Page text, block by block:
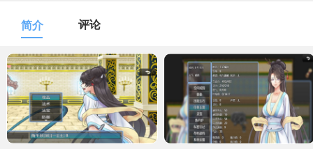
1百+款手游
体育竞速
1百+款手游
冒险解谜
1百+款手游
模拟经营
1百+款手游
音乐舞蹈
1百+款手游
儿童教育
1百+款手游
简介 评论